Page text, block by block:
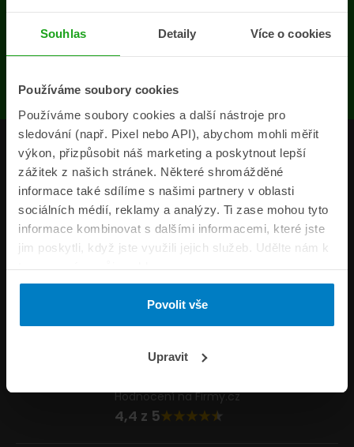
Souhlas Detaily Více o cookies
Používáme soubory cookies
Používáme soubory cookies a další nástroje pro
sledování (např. Pixel nebo API), abychom mohli měřit
výkon, přizpůsobit náš marketing a poskytnout lepší
zážitek z našich stránek. Některé shromážděné
informace také sdílíme s našimi partnery v oblasti
sociálních médií, reklamy a analýzy. Ti zase mohou tyto
informace kombinovat s dalšími informacemi, které jste
jim poskytli, když jste využili jejich služeb. Udělte nám k
tomu prosím svůj souhlas.
Povolit vše
Upravit
chyba
Produkty
Pojišťovny
Informace
ePojisteni.cz
Formuláře
Napište nám
Hodnocení na Firmy.cz
4,4 z 5